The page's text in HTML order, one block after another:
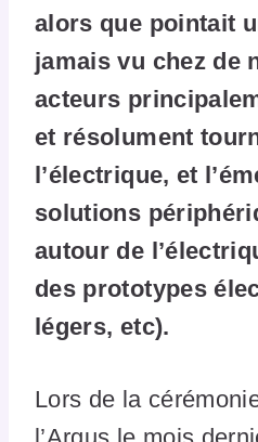
alors que pointait
jamais vu chez de
acteurs
et résolument
l’électrique, et
solutions
autour de
des prototypes
légers, etc).
Lors de la